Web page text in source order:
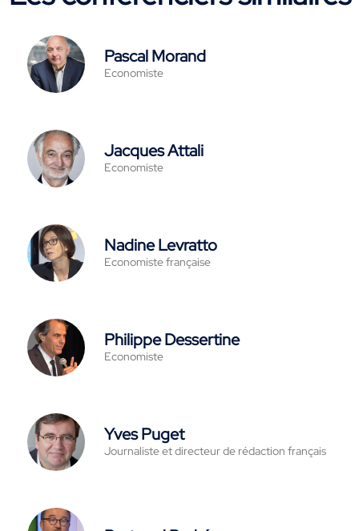
Pascal Morand
Economiste
Jacques Attali
Economiste
Nadine Levratto
Economiste française
Philippe Dessertine
Economiste
Yves Puget
Journaliste et directeur de rédaction français